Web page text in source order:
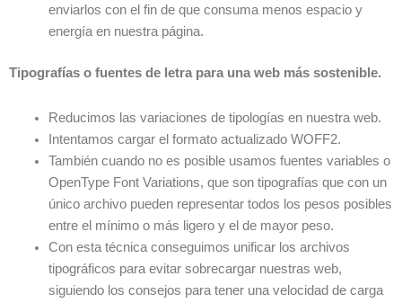
enviarlos con el fin de que consuma menos espacio y
energía en nuestra página.
Tipografías o fuentes de letra para una web más sostenible.
Reducimos las variaciones de tipologías en nuestra web.
Intentamos cargar el formato actualizado WOFF2.
También cuando no es posible usamos fuentes variables o
OpenType Font Variations, que son tipografías que con un
único archivo pueden representar todos los pesos posibles
entre el mínimo o más ligero y el de mayor peso.
Con esta técnica conseguimos unificar los archivos
tipográficos para evitar sobrecargar nuestras web,
siguiendo los consejos para tener una velocidad de carga